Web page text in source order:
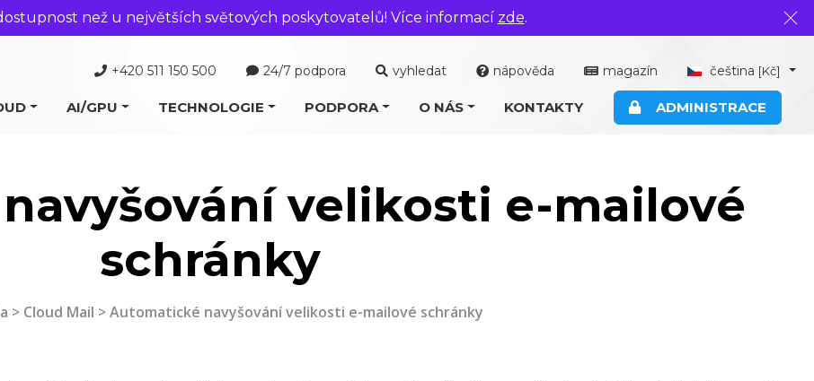
než u největších světových poskytovatelů! Více informací zde.
+420 511 150 500 24/7 podpora vyhledat nápověda magazín čeština [Kč]
AI/GPU TECHNOLOGIE PODPORA O NÁS KONTAKTY ADMINISTRACE
velikosti e-mailové
schránky
> Cloud Mail > Automatické navyšování velikosti e-mailové schránky